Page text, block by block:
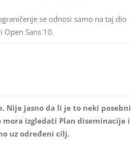
se odnosi samo na taj dio
Open Sans 10.
Nije jasno da li je to neki posebni
izgledati Plan diseminacije i
uz određeni cilj.